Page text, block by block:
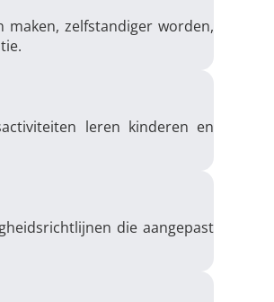
maken, zelfstandiger worden,
leren kinderen en
die aangepast